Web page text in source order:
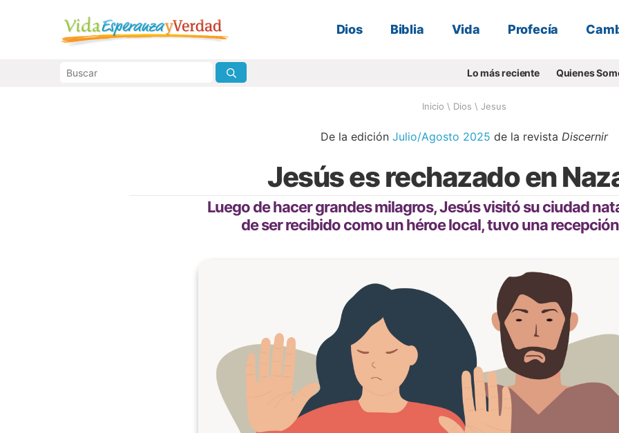
Dios Biblia Vida Profecía
Lo más reciente Quienes
Inicio \ Dios \ Jesus
De la edición Julio/Agosto 2025 de la revista Discernir
Jesús es rechazado en
Luego de hacer grandes milagros, Jesús visitó su ciudad
de ser recibido como un héroe local, tuvo una